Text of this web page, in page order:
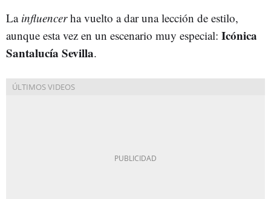
La influencerha vuelto a dar una lección de estilo,
aunque esta vez en un escenario muy especial: Icónica
Santalucía Sevilla.